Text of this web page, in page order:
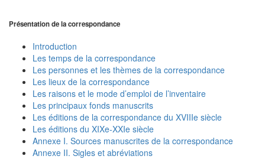
Présentation de la correspondance
Introduction
Les temps de la correspondance
Les personnes et les thèmes de la correspondance
Les lieux de la correspondance
Les raisons et le mode d’emploi de l’inventaire
Les principaux fonds manuscrits
Les éditions de la correspondance du XVIIIe siècle
Les éditions du XIXe-XXIe siècle
Annexe I. Sources manuscrites de la correspondance
Annexe II. Sigles et abréviations